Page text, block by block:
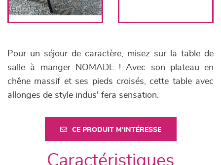
Pour un séjour de caractère, misez sur la table de
salle à manger NOMADE ! Avec son plateau en
chêne massif et ses pieds croisés, cette table avec
allonges de style indus' fera sensation.
CE PRODUIT M'INTÉRESSE
Caractéristiques